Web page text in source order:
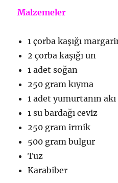
Malzemeler
1 çorba kaşığı
2 çorba kaşığı un
1 adet soğan
250 gram kıyma
1 adet yumurtanın akı
1 su bardağı ceviz
250 gram irmik
500 gram bulgur
Tuz
Karabiber